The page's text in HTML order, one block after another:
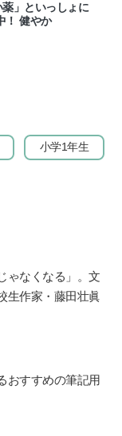
薬」といっしょに
！ 健やか
小学1年生
ゃなくなる」。文
生作家・藤田壮眞
おすすめの筆記用